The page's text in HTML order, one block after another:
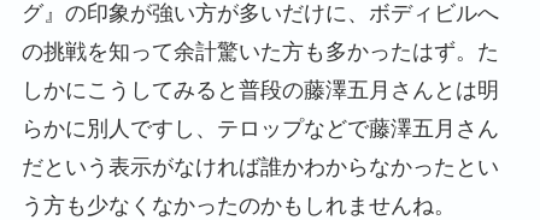
グ』の印象が強い方が多いだけに、ボディビルへ
の挑戦を知って余計驚いた方も多かったはず。た
しかにこうしてみると普段の藤澤五月さんとは明
らかに別人ですし、テロップなどで藤澤五月さん
だという表示がなければ誰かわからなかったとい
う方も少なくなかったのかもしれませんね。